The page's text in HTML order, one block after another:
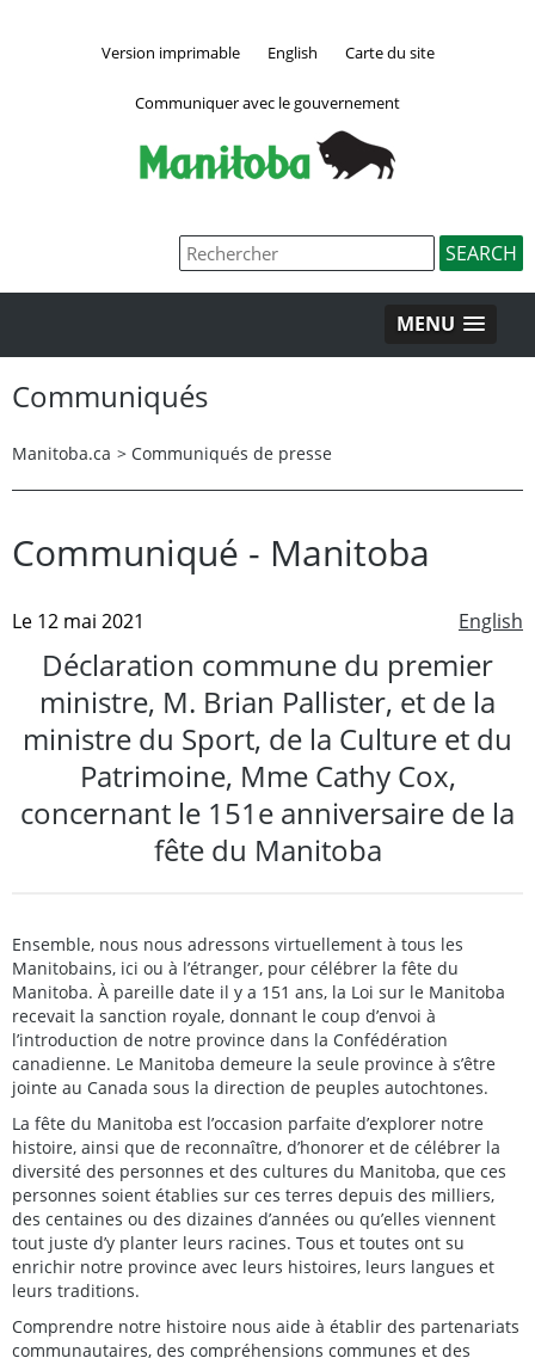
Version imprimable English Carte du site
Communiquer avec le gouvernement
MENU
Communiqués
Manitoba.ca > Communiqués de presse
Communiqué - Manitoba
English
Le 12 mai 2021
Déclaration commune du premier
ministre, M. Brian Pallister, et de la
ministre du Sport, de la Culture et du
Patrimoine, Mme Cathy Cox,
concernant le 151e anniversaire de la
fête du Manitoba
Ensemble, nous nous adressons virtuellement à tous les
Manitobains, ici ou à l’étranger, pour célébrer la fête du
Manitoba. À pareille date il y a 151 ans, la Loi sur le Manitoba
recevait la sanction royale, donnant le coup d’envoi à
l’introduction de notre province dans la Confédération
canadienne. Le Manitoba demeure la seule province à s’être
jointe au Canada sous la direction de peuples autochtones.
La fête du Manitoba est l’occasion parfaite d’explorer notre
histoire, ainsi que de reconnaître, d’honorer et de célébrer la
diversité des personnes et des cultures du Manitoba, que ces
personnes soient établies sur ces terres depuis des milliers,
des centaines ou des dizaines d’années ou qu’elles viennent
tout juste d’y planter leurs racines. Tous et toutes ont su
enrichir notre province avec leurs histoires, leurs langues et
leurs traditions.
Comprendre notre histoire nous aide à établir des partenariats
communautaires, des compréhensions communes et des